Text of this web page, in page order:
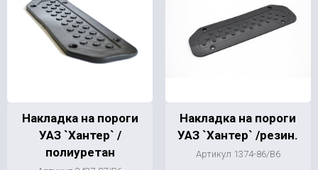
Накладка на пороги
УАЗ `Хантер` /
полиуретан
Накладка на пороги
УАЗ `Хантер` /резин.
Артикул 1374-86/В6